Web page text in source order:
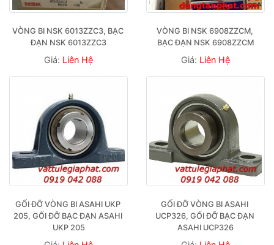
VÒNG BI NSK 6013ZZC3, BẠC
ĐẠN NSK 6013ZZC3
Giá: Liên Hệ
VÒNG BI NSK 6908ZZCM,
BẠC ĐẠN NSK 6908ZZCM
Giá: Liên Hệ
GỐI ĐỠ VÒNG BI ASAHI UKP
205, GỐI ĐỠ BẠC ĐẠN ASAHI
UKP 205
GỐI ĐỠ VÒNG BI ASAHI
UCP326, GỐI ĐỠ BẠC ĐẠN
ASAHI UCP326